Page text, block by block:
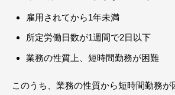
雇用されてから1年未満
所定労働日数が1週間で2日以下
業務の性質上、短時間勤務が困難
このうち、業務の性質から短時間勤務が